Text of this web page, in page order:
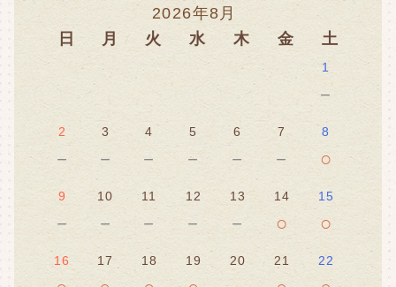
2026年8月
日
月 火 水 木 金 土
1
－
2
－
3
－
4
－
5
－
6
－
7
－
8
○
9
－
10
－
11
－
12
－
13
－
14
○
15
○
16 17 18 19 20 21 22